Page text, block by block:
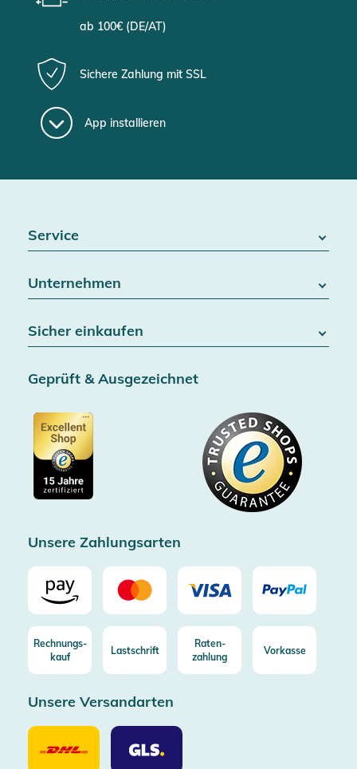
ab 100€ (DE/AT)
Sichere Zahlung mit SSL
App installieren
Service
Batteriegesetz
Widerrufsrecht
Vertrag widerrufen
AGB & Kundeninformationen
Datenschutz
Cookie-Einstellungen
Unternehmen
Blog
Jobs
Gutscheine
Showroom Düsseldorf
Impressum
Sicher einkaufen
SSL-Verschlüsselung
Zertifiziert durch Trusted Shops
Käuferschutz bis 20000€
Gratis Versand ab 100€ Bestellwert (in DE/AT)
Kostenlose Rücksendung (aus DE/AT)
Geprüft & Ausgezeichnet
Unsere Zahlungsarten
Rechnungs-
kauf
Lastschrift
Raten-
zahlung
Vorkasse
Unsere Versandarten
Unsere
Versandarten
DHL
Unsere
Versandarten
GLS